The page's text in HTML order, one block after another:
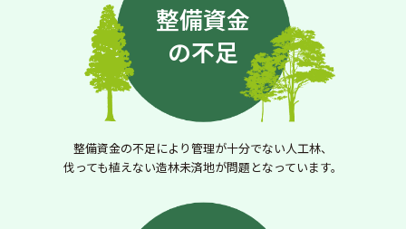
整備資金
の不足
整備資金の不足により管理が十分でない人工林、
伐っても植えない造林未済地が問題となっています。